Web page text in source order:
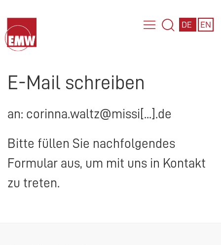
DE EN
E-Mail schreiben
an: corinna.waltz@missi[...].de
Bitte füllen Sie nachfolgendes
Formular aus, um mit uns in Kontakt
zu treten.